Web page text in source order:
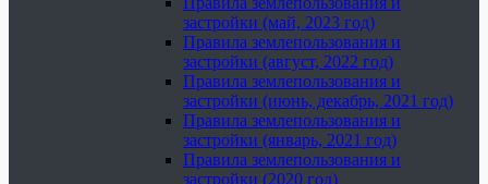
застройки (май, 2023 год)
Правила землепользования и
застройки (август, 2022 год)
Правила землепользования и
застройки (июнь, декабрь, 2021 год)
Правила землепользования и
застройки (январь, 2021 год)
Правила землепользования и
застройки (2020 год)